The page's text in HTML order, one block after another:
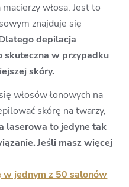
włosa. Jest to
znajduje się
depilacja
skuteczna w przypadku
skóry.
włosów łonowych na
skórę na twarzy,
laserowa to jedyne tak
Jeśli masz więcej
jednym z 50 salonów